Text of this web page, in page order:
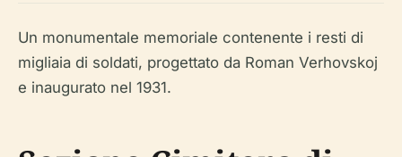
Un monumentale memoriale contenente i resti di
migliaia di soldati, progettato da Roman Verhovskoj
e inaugurato nel 1931.